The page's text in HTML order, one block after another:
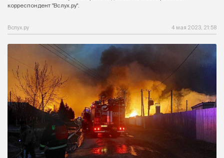
корреспондент "Вслух.ру".
Вслух.ру 4 мая 2023, 21:58